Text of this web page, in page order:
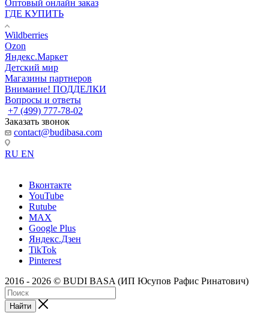
Оптовый онлайн заказ
ГДЕ КУПИТЬ
Wildberries
Ozon
Яндекс.Маркет
Детский мир
Магазины партнеров
Внимание! ПОДДЕЛКИ
Вопросы и ответы
+7 (499) 777-78-02
Заказать звонок
contact@budibasa.com
RU EN
Вконтакте
YouTube
Rutube
MAX
Google Plus
Яндекс.Дзен
TikTok
Pinterest
2016 - 2026 © BUDI BASA (ИП Юсупов Рафис Ринатович)
Найти